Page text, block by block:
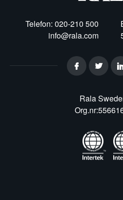
Telefon: 020-210 500
info@rala.com
Rala